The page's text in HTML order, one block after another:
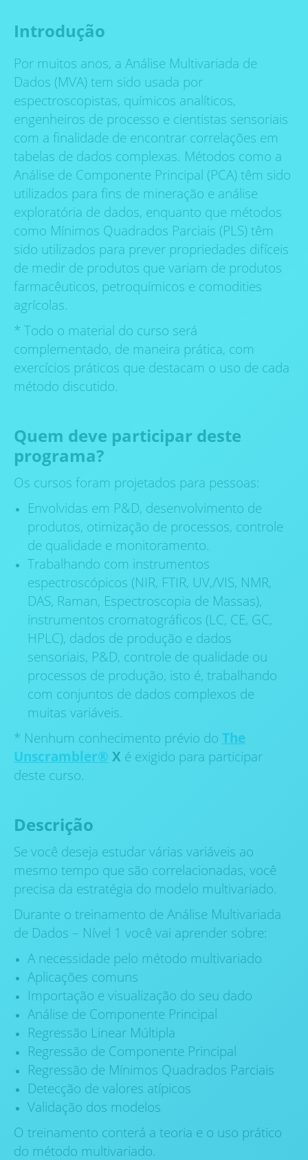
Introdução
Por muitos anos, a Análise Multivariada de
Dados (MVA) tem sido usada por
espectroscopistas, químicos analíticos,
engenheiros de processo e cientistas sensoriais
com a finalidade de encontrar correlações em
tabelas de dados complexas. Métodos como a
Análise de Componente Principal (PCA) têm sido
utilizados para fins de mineração e análise
exploratória de dados, enquanto que métodos
como Mínimos Quadrados Parciais (PLS) têm
sido utilizados ​​para prever propriedades difíceis
de medir de produtos que variam de produtos
farmacêuticos, petroquímicos e comodities
agrícolas.
* Todo o material do curso será
complementado, de maneira prática, com
exercícios práticos que destacam o uso de cada
método discutido.
Quem deve participar deste
programa?
Os cursos foram projetados para pessoas:
Envolvidas em P&D, desenvolvimento de
produtos, otimização de processos, controle
de qualidade e monitoramento.
Trabalhando com instrumentos
espectroscópicos (NIR, FTIR, UV,/VIS, NMR,
DAS, Raman, Espectroscopia de Massas),
instrumentos cromatográficos (LC, CE, GC,
HPLC), dados de produção e dados
sensoriais, P&D, controle de qualidade ou
processos de produção, isto é, trabalhando
com conjuntos de dados complexos de
muitas variáveis.
* Nenhum conhecimento prévio do The
Unscrambler® X é exigido para participar
deste curso.
Descrição
Se você deseja estudar várias variáveis ao
mesmo tempo que são correlacionadas, você
precisa da estratégia do modelo multivariado.
Durante o treinamento de Análise Multivariada
de Dados – Nível 1 você vai aprender sobre:
A necessidade pelo método multivariado
Aplicações comuns
Importação e visualização do seu dado
Análise de Componente Principal
Regressão Linear Múltipla
Regressão de Componente Principal
Regressão de Mínimos Quadrados Parciais
Detecção de valores atípicos
Validação dos modelos
O treinamento conterá a teoria e o uso prático
do método multivariado.